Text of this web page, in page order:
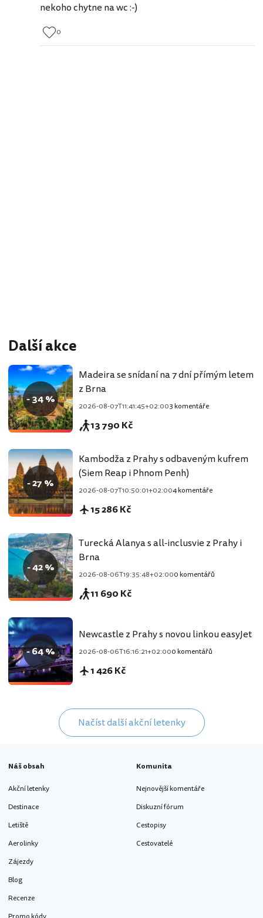
nekoho chytne na wc :-)
0
Další akce
- 34 %
Madeira se snídaní na 7 dní přímým letem
z Brna
2026-08-07T11:41:45+02:003 komentáře
13 790 Kč
- 27 %
Kambodža z Prahy s odbaveným kufrem
(Siem Reap i Phnom Penh)
2026-08-07T10:50:01+02:004 komentáře
15 286 Kč
- 42 %
Turecká Alanya s all-inclusvie z Prahy i
Brna
2026-08-06T19:35:48+02:000 komentářů
11 690 Kč
- 64 %
Newcastle z Prahy s novou linkou easyJet
2026-08-06T16:16:21+02:000 komentářů
1 426 Kč
Načíst další akční letenky
Náš obsah
Akční letenky
Destinace
Letiště
Aerolinky
Zájezdy
Blog
Recenze
Komunita
Nejnovější komentáře
Diskuzní fórum
Cestopisy
Cestovatelé